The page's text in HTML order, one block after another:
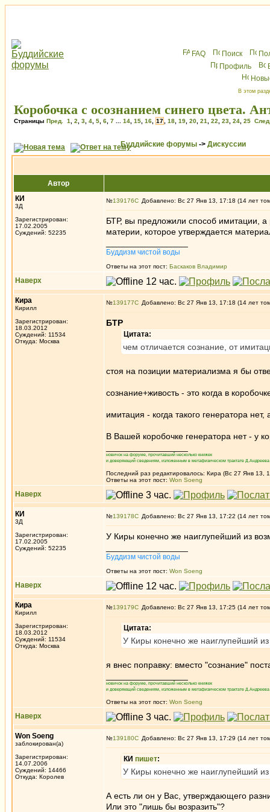
FAQ Поиск
Профиль
В этом
Коробочка с осознанием синего цвета.
Страницы Пред. 1 2 3 4 5 6 7 14 15 16 17 18 19 20 21 22 23 24 25
Буддийские форумы -> Дискуссии
Автор
КИ
3Д
Зарегистрирован:
17.02.2005
Суждений: 52235
№139176 Добавлено: Вс 27 Янв 13, 17:18 (14 лет
БТР, вы предложили способ имитации, а
материи, которое утверждается
Буддизм чистой воды
Ответы на этот пост: Баскаков Владимир
Наверх
Кира
Кирилл
Зарегистрирован:
18.03.2012
Суждений: 11534
Откуда: Москва
№139177 Добавлено: Вс 27 Янв 13, 17:18 (14 лет
БТР
Цитата:
чем отличается сознание, от
стоя на позиции материализма я бы
сознание+живость - это когда в
имитация - когда такого генератора
В Вашей коробочке генератора нет - у
новичок на форуме, прочитавший несколько книжек
и доверяющий сведениям, изложенным в метафизическом трактате
Последний раз редактировалось: Кира (Вс 27 Янв 13,
Ответы на этот пост: Won Soeng
Наверх
КИ
3Д
Зарегистрирован:
17.02.2005
Суждений: 52235
№139178 Добавлено: Вс 27 Янв 13, 17:22 (14 лет
У Киры конечно же наиглупейший из
Буддизм чистой воды
Ответы на этот пост: Won Soeng
Наверх
Кира
Кирилл
Зарегистрирован:
18.03.2012
Суждений: 11534
Откуда: Москва
№139179 Добавлено: Вс 27 Янв 13, 17:25 (14 лет
Цитата:
У Киры конечно же наиглупейший
я внес поправку: вместо "сознание"
новичок на форуме, прочитавший несколько книжек
и доверяющий сведениям, изложенным в метафизическом трактате
Ответы на этот пост: Won Soeng
Наверх
Won Soeng
заблокирован(а)
Зарегистрирован:
14.07.2006
Суждений: 14466
Откуда: Королев
№139180 Добавлено: Вс 27 Янв 13, 17:29 (14 лет
КИ пишет:
У Киры конечно же наиглупейший
А есть ли он у Вас, утверждающего
Или это "лишь бы возразить"?